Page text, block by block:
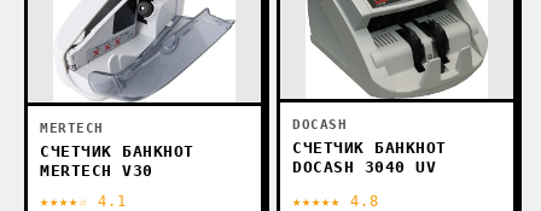
MERTECH
СЧЕТЧИК БАНКНОТ
MERTECH V30
★★★★☆ 4.1
DOCASH
СЧЕТЧИК БАНКНОТ
DOCASH 3040 UV
★★★★★ 4.8